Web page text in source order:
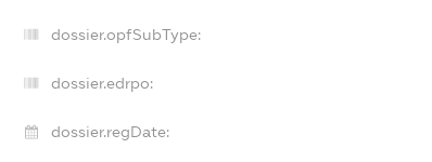
dossier.opfSubType:
dossier.edrpo:
dossier.regDate: